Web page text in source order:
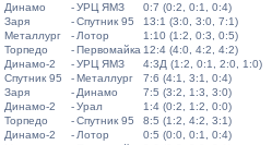
Динамо -УРЦ ЯМЗ
0:7 (0:2, 0:1, 0:4)
Заря -Спутник 95
13:1 (3:0, 3:0, 7:1)
Металлург - Лотор
1:10 (1:2, 0:3, 0:5)
Торпедо -Первомайка 12:4 (4:0, 4:2, 4:2)
Динамо-2 -УРЦ ЯМЗ
4:3Д (1:2, 0:1, 2:0, 1:0)
Спутник 95 -Металлург
7:6 (4:1, 3:1, 0:4)
Заря - Динамо
7:5 (3:2, 1:3, 3:0)
Динамо-2 -Урал
1:4 (0:2, 1:2, 0:0)
Торпедо -Спутник 95
8:5 (1:2, 4:2, 3:1)
Динамо-2 - Лотор
0:5 (0:0, 0:1, 0:4)